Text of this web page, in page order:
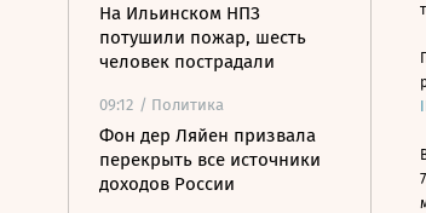
На Ильинском НПЗ
потушили пожар, шесть
человек пострадали
09:12 / Политика
Фон дер Ляйен призвала
перекрыть все источники
доходов России